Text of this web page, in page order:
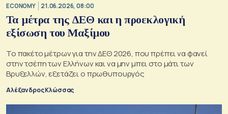
ECONOMY 21.06.2026, 08:00
Τα μέτρα της ΔΕΘ και η προεκλογική
εξίσωση του Μαξίμου
Το πακέτο μέτρων για την ΔΕΘ 2026, που πρέπει να φανεί
στην τσέπη των Ελλήνων και να μην μπει στο μάτι των
Βρυξελλών, εξετάζει ο πρωθυπουργός
Αλέξανδρος Κλώσσας